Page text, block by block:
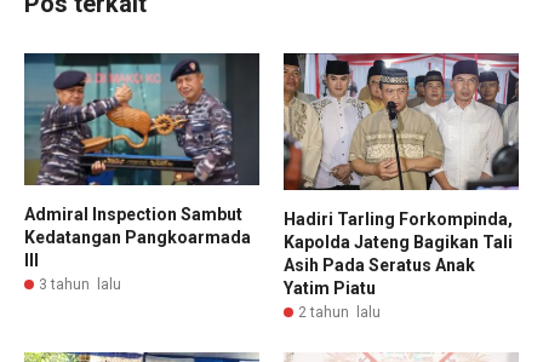
Admiral Inspection Sambut
Kedatangan Pangkoarmada
3 tahun lalu
Hadiri Tarling Forkompinda,
Kapolda Jateng Bagikan Tali
Asih Pada Seratus Anak
Yatim Piatu
2 tahun lalu